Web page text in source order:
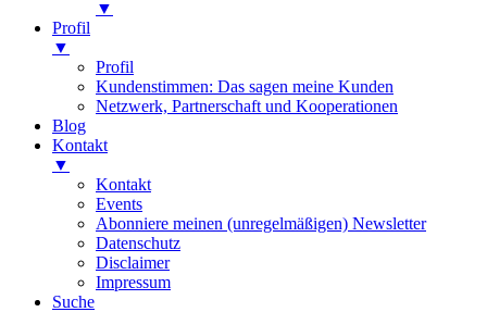
▼
Profil
▼
Profil
Kundenstimmen: Das sagen meine Kunden
Netzwerk, Partnerschaft und Kooperationen
Blog
Kontakt
▼
Kontakt
Events
Abonniere meinen (unregelmäßigen) Newsletter
Datenschutz
Disclaimer
Impressum
Suche